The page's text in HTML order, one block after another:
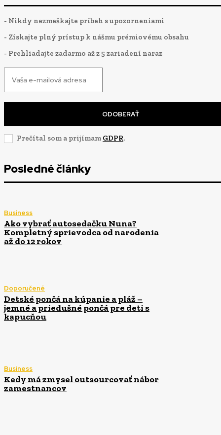
- Nikdy nezmeškajte príbeh s upozorneniami
- Získajte plný prístup k nášmu prémiovému obsahu
- Prehliadajte zadarmo až z 5 zariadení naraz
ODOBERAŤ
Prečítal som a prijímam GDPR.
Posledné články
Business
Ako vybrať autosedačku Nuna?
Kompletný sprievodca od narodenia
až do 12 rokov
Doporučené
Detské pončá na kúpanie a pláž –
jemné a priedušné pončá pre deti s
kapucňou
Business
Kedy má zmysel outsourcovať nábor
zamestnancov